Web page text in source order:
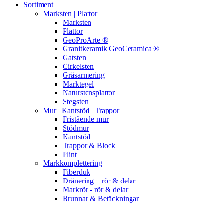
Sortiment
Marksten | Plattor
Marksten
Plattor
GeoProArte ®
Granitkeramik GeoCeramica ®
Gatsten
Cirkelsten
Gräsarmering
Marktegel
Naturstensplattor
Stegsten
Mur | Kantstöd | Trappor
Fristående mur
Stödmur
Kantstöd
Trappor & Block
Plint
Markkomplettering
Fiberduk
Dränering – rör & delar
Markrör - rör & delar
Brunnar & Betäckningar